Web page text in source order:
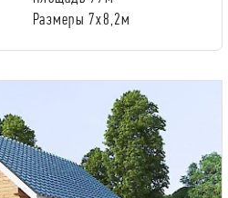
Размеры 7х8,2м